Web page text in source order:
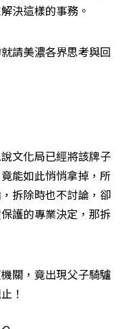
決這樣的事務。
請美濃各界思考與回
文化局已經將該牌子
能如此悄悄拿掉，所
拆除時也不討論，卻
護的專業決定，那拆
關，竟出現父子騎驢
！